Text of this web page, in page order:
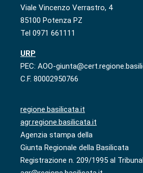
Viale Vincenzo Verrastro, 4
85100 Potenza PZ
Tel 0971 661111
URP
PEC: AOO-
C.F. 80002950766
regione.basilicata.it
agr.regione.basilicata.it
Agenzia stampa della
Giunta Regionale della Basilicata
Registrazione n. 209/1995 al